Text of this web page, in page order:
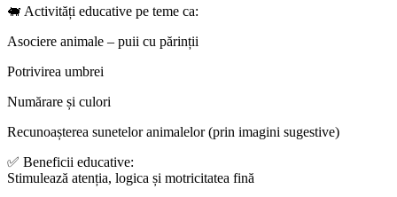
🐖 Activități educative pe teme ca:
Asociere animale – puii cu părinții
Potrivirea umbrei
Numărare și culori
Recunoașterea sunetelor animalelor (prin imagini sugestive)
✅ Beneficii educative:
Stimulează atenția, logica și motricitatea fină